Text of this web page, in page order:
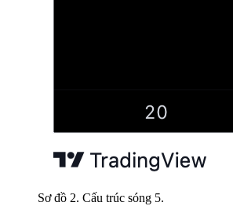
Sơ đồ 2. Cấu trúc sóng 5.